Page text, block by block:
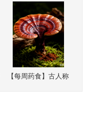
【每周药食】古人称